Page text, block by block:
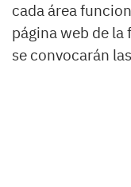
cada área
página web de la
se convocarán